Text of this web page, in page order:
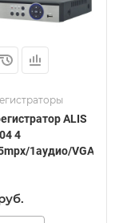
ALIS
4
1аудио/VGA/